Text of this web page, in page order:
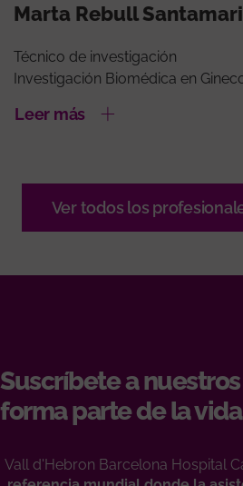
Marta Rebull
Técnico de investigación
Investigación Biomédica en
Leer más
Ver todos los
Suscríbete a
forma parte de la
Vall d'Hebron Barcelona Hospital